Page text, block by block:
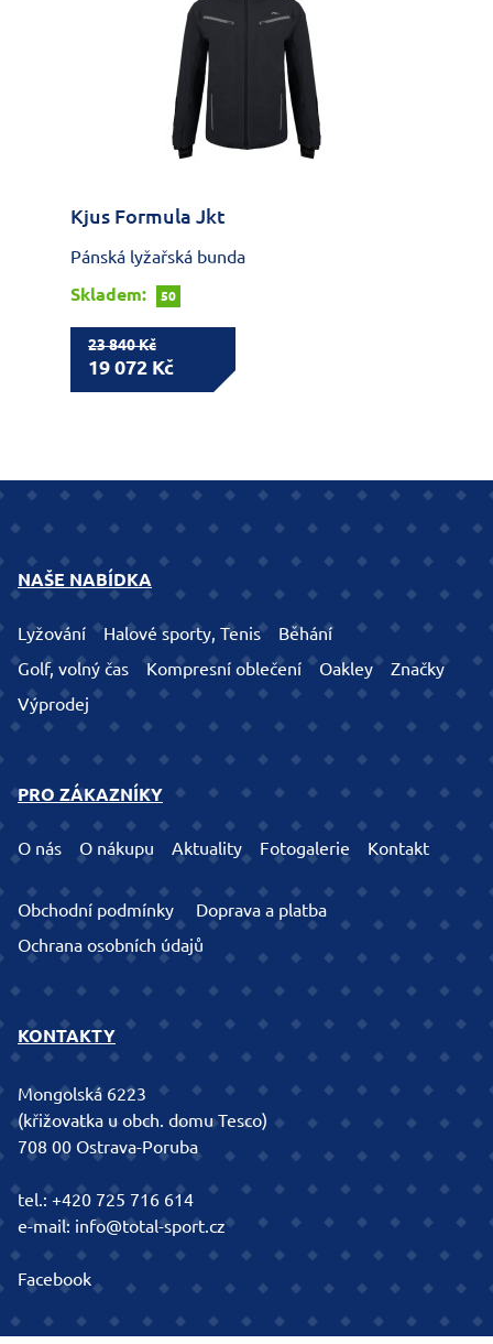
Kjus Formula Jkt
Pánská lyžařská bunda
Skladem:
50
23 840 Kč
19 072 Kč
NAŠE NABÍDKA
Lyžování Halové sporty, Tenis
Běhání
Golf, volný čas
Kompresní oblečení Oakley
Značky
Výprodej
PRO ZÁKAZNÍKY
O nás O nákupu Aktuality Fotogalerie Kontakt
Obchodní podmínky
Doprava a platba
Ochrana osobních údajů
KONTAKTY
Mongolská 6223
(křižovatka u obch. domu Tesco)
708 00 Ostrava-Poruba
tel.:+420 725 716 614
e-mail: info@total-sport.cz
Facebook